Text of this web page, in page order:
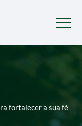
fortalecer a sua fé